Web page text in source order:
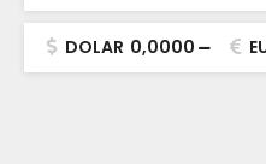
DOLAR 0,0000